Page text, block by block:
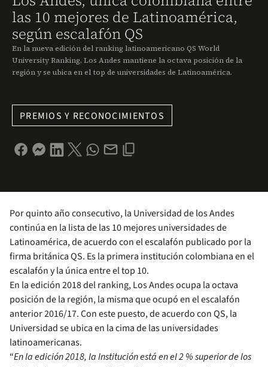
las 10 mejores de Latinoamérica,
según escalafón QS
En la nueva edición del ranking latinoamericano QS World
University Ranking, Los Andes mantiene la octava posición de la
región y se ubica en el top de universidades de Latinoamérica.
PREMIOS Y RECONOCIMIENTOS
Por quinto año consecutivo, la Universidad de los Andes
continúa en la lista de las 10 mejores universidades de
Latinoamérica, de acuerdo con el escalafón publicado por la
firma británica QS. Es la primera institución colombiana en el
escalafón y la única entre el top 10.
En la edición 2018 del ranking, Los Andes ocupa la octava
posición de la región, la misma que ocupó en el escalafón
anterior 2016/17. Con este puesto, de acuerdo con QS, la
Universidad se ubica en la cima de las universidades
latinoamericanas.
“En la edición 2018, la Institución está en el 2 % superior de los